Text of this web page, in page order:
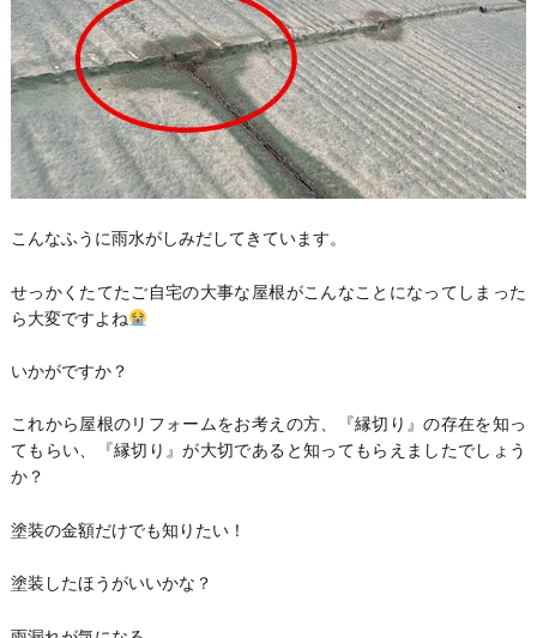
こんなふうに雨水がしみだしてきています。
せっかくたてたご自宅の大事な屋根がこんなことになってしまった
ら大変ですよね
いかがですか？
これから屋根のリフォームをお考えの方、『縁切り』の存在を知っ
てもらい、『縁切り』が大切であると知ってもらえましたでしょう
か？
塗装の金額だけでも知りたい！
塗装したほうがいいかな？